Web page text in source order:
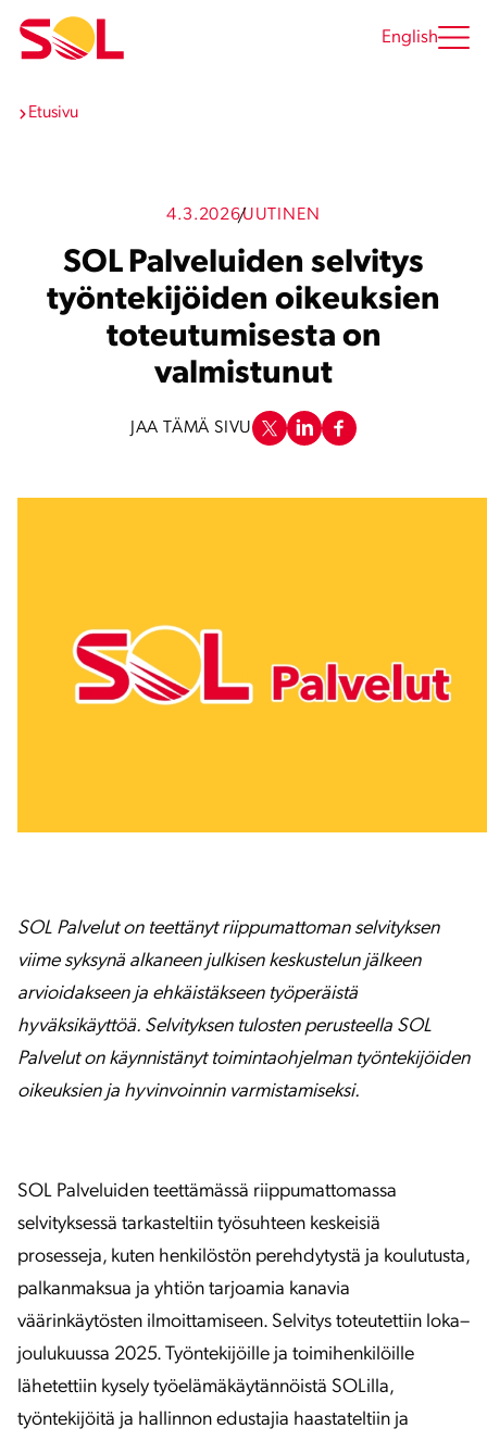
sisältöön
English
Etusivu
4.3.2026UUTINEN
SOL Palveluiden selvitys
työntekijöiden oikeuksien
toteutumisesta on
valmistunut
JAA TÄMÄ SIVU
SOL Palvelut on teettänyt riippumattoman selvityksen
viime syksynä alkaneen julkisen keskustelun jälkeen
arvioidakseen ja ehkäistäkseen työperäistä
hyväksikäyttöä. Selvityksen tulosten perusteella SOL
Palvelut on käynnistänyt toimintaohjelman työntekijöiden
oikeuksien ja hyvinvoinnin varmistamiseksi.
SOL Palveluiden teettämässä riippumattomassa
selvityksessä tarkasteltiin työsuhteen keskeisiä
prosesseja, kuten henkilöstön perehdytystä ja koulutusta,
palkanmaksua ja yhtiön tarjoamia kanavia
väärinkäytösten ilmoittamiseen. Selvitys toteutettiin loka–
joulukuussa 2025. Työntekijöille ja toimihenkilöille
lähetettiin kysely työelämäkäytännöistä SOLilla,
työntekijöitä ja hallinnon edustajia haastateltiin ja